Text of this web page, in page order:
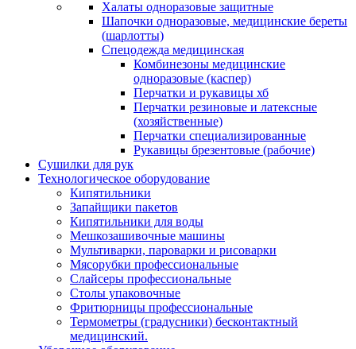
Халаты одноразовые защитные
Шапочки одноразовые, медицинские береты
(шарлотты)
Спецодежда медицинская
Комбинезоны медицинские
одноразовые (каспер)
Перчатки и рукавицы хб
Перчатки резиновые и латексные
(хозяйственные)
Перчатки специализированные
Рукавицы брезентовые (рабочие)
Сушилки для рук
Технологическое оборудование
Кипятильники
Запайщики пакетов
Кипятильники для воды
Мешкозашивочные машины
Мультиварки, пароварки и рисоварки
Мясорубки профессиональные
Слайсеры профессиональные
Столы упаковочные
Фритюрницы профессиональные
Термометры (градусники) бесконтактный
медицинский.